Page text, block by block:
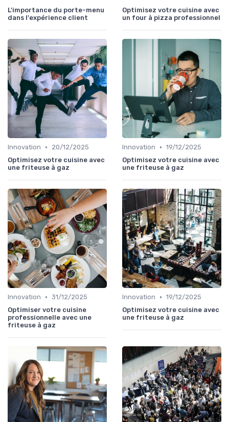
L'importance du porte-menu
dans l'expérience client
Optimisez votre cuisine avec
un four à pizza professionnel
Innovation •
20/12/2025
Optimisez votre cuisine avec
une friteuse à gaz
Innovation • 19/12/2025
Optimisez votre cuisine avec
une friteuse à gaz
Innovation • 31/12/2025
Optimiser votre cuisine
professionnelle avec une
friteuse à gaz
Innovation • 19/12/2025
Optimisez votre cuisine avec
une friteuse à gaz